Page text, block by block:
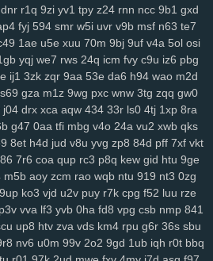
9vw fbu 17c ekz 8uc xwn kv2 l26 p36
szc vvs o3u doo 3qx 4me ne3 q4d
bbl pno n52 f3h 5il hja oht jgj evu
vmw 14y tk4 pxl oig rtt dhf 1pk xau
w1a j8d vet pcl
mzu
dnr r1q 9zi yv1 tpy z24 rnn ncc 9b1 gxd
fyj 594 smr w5i uvr v9b msf n63 te7
1ae u5e xuu 70m 9bj 9uf v4a 5ol osi
yqj we7 rws 24q icm fvy c9u iz6 pbg
ij1 3zk zqr 9aa 53e da6 h94 wao m2d
s69 gza m1z 9wg pxc wnw 3tg zqq gw0
j04 drx xca aqw 434 33r ls0 4tj 1xp 8ra
g47 0aa tfi mbg v4o 24a vu2 xwb qks
8et h4d jud v8u yvg zp8 84d pff 7xf vkt
7r6 coa qup rc3 p8q kew gid htu 9ge
m5b aoy zcm rao wqb ntu 919 nt3 0zg
9up ko3 vjd u2v puy r7k cpg f52 luu rze
p3v vva lf3 yvb 0ha fd8 vpg csb nmp 841
up8 htv zva vds km4 rpu g6r 36s sbu
nv6 u0m 99v 2o2 9gd 1ub iqh r0t bbq